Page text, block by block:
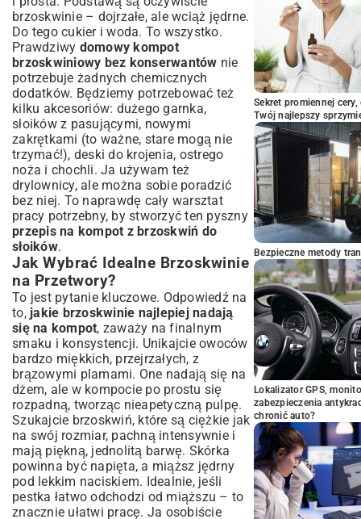
brzoskwinie – dojrzałe, ale wciąż jędrne.
Do tego cukier i woda. To wszystko.
Prawdziwy domowy kompot
brzoskwiniowy bez konserwantów nie
potrzebuje żadnych chemicznych
dodatków. Będziemy potrzebować też
kilku akcesoriów: dużego garnka,
słoików z pasującymi, nowymi
zakrętkami (to ważne, stare mogą nie
trzymać!), deski do krojenia, ostrego
noża i chochli. Ja używam też
drylownicy, ale można sobie poradzić
bez niej. To naprawdę cały warsztat
pracy potrzebny, by stworzyć ten pyszny
przepis na kompot z brzoskwiń do
słoików.
Jak Wybrać Idealne Brzoskwinie
na Przetwory?
To jest pytanie kluczowe. Odpowiedź na
to, jakie brzoskwinie najlepiej nadają
się na kompot, zaważy na finalnym
smaku i konsystencji. Unikajcie owoców
bardzo miękkich, przejrzałych, z
brązowymi plamami. One nadają się na
dżem, ale w kompocie po prostu się
rozpadną, tworząc nieapetyczną pulpę.
Szukajcie brzoskwiń, które są ciężkie jak
na swój rozmiar, pachną intensywnie i
mają piękną, jednolitą barwę. Skórka
powinna być napięta, a miąższ jędrny
pod lekkim naciskiem. Idealnie, jeśli
pestka łatwo odchodzi od miąższu – to
znacznie ułatwi pracę. Ja osobiście
Sekret promiennej
Twój najlepszy
Bezpieczne metody
Lokalizator GPS,
zabezpieczenia
chronić auto?